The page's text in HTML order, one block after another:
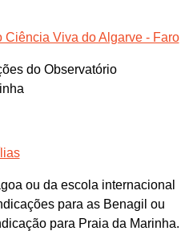
Ciência Viva do Algarve - Faro
do Observatório
ou da escola internacional
para as Benagil ou
para Praia da Marinha.